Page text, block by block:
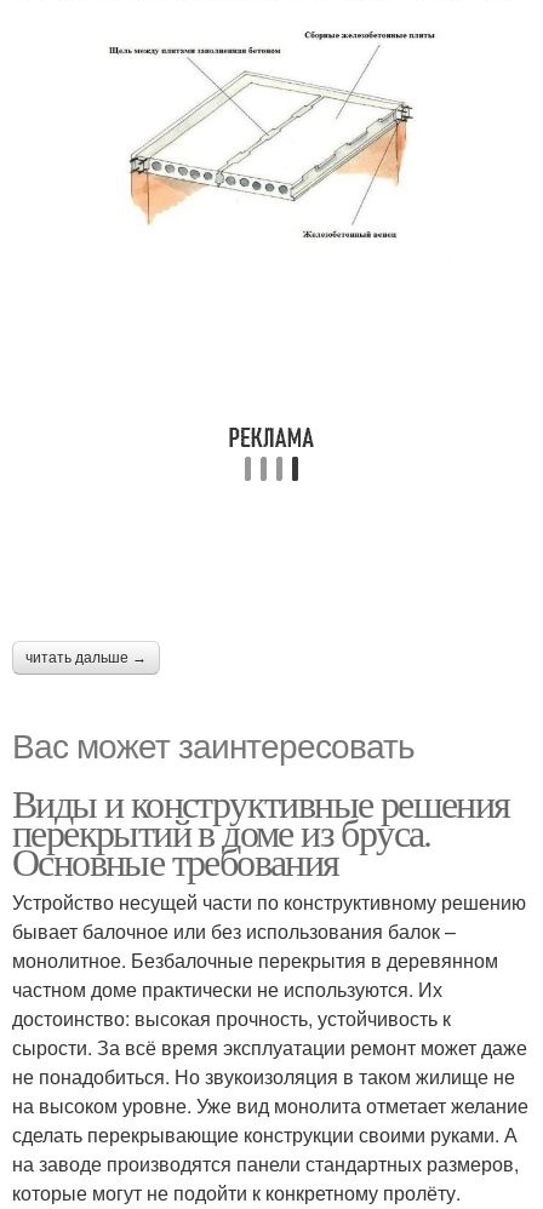
читать дальше →
Вас может заинтересовать
Виды и конструктивные решения
перекрытий в доме из бруса.
Основные требования
Устройство несущей части по конструктивному решению
бывает балочное или без использования балок –
монолитное. Безбалочные перекрытия в деревянном
частном доме практически не используются. Их
достоинство: высокая прочность, устойчивость к
сырости. За всё время эксплуатации ремонт может даже
не понадобиться. Но звукоизоляция в таком жилище не
на высоком уровне. Уже вид монолита отметает желание
сделать перекрывающие конструкции своими руками. А
на заводе производятся панели стандартных размеров,
которые могут не подойти к конкретному пролёту.